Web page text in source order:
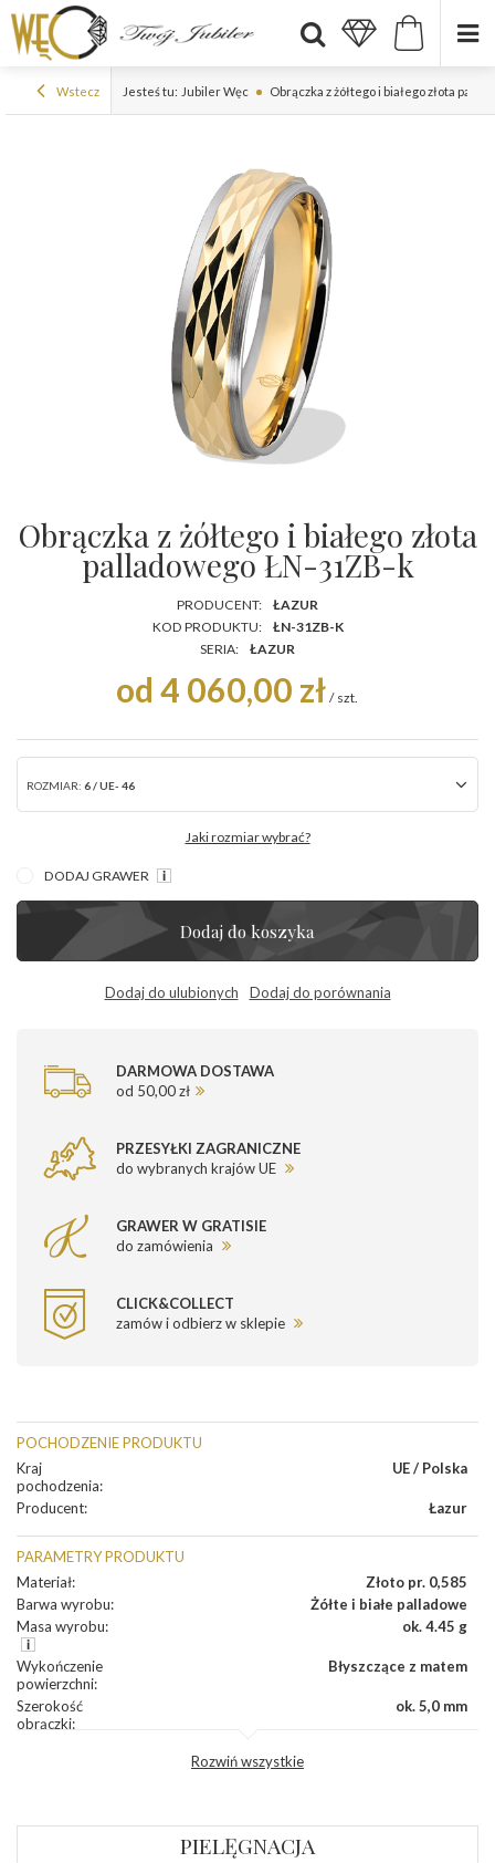
Wstecz Jesteś tu: Jubiler Węc Obrączka z żółtego i białego złota
Obrączka z żółtego i białego złota
palladowego ŁN-31ZB-k
PRODUCENT:
ŁAZUR
KOD PRODUKTU:
ŁN-31ZB-K
SERIA:
ŁAZUR
od 4 060,00 zł / szt.
ROZMIAR: 6 / UE- 46
Jaki rozmiar wybrać?
DODAJ GRAWER
Dodaj do koszyka
Dodaj do ulubionych Dodaj do porównania
DARMOWA DOSTAWA
od 50,00 zł
PRZESYŁKI ZAGRANICZNE
do wybranych krajów UE
GRAWER W GRATISIE
do zamówienia
CLICK&COLLECT
zamów i odbierz w sklepie
POCHODZENIE PRODUKTU
Kraj
pochodzenia:
UE / Polska
Producent: Łazur
PARAMETRY PRODUKTU
Materiał:
Złoto pr. 0,585
Barwa wyrobu:
Żółte i białe palladowe
Masa wyrobu: ok. 4.45 g
Wykończenie
powierzchni:
Błyszczące z matem
Szerokość
obrączki:
ok. 5,0 mm
Rozwiń wszystkie
PIELĘGNACJA